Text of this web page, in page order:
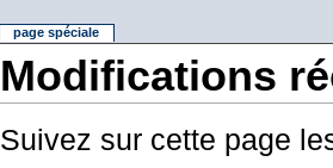
Modifications
Suivez sur cette page
page spéciale